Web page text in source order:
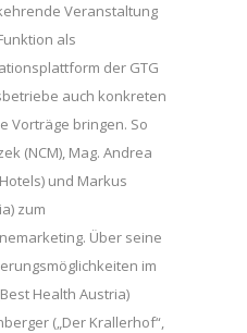
Veranstaltung
als
der GTG
auch konkreten
Vorträge bringen. So
(NCM), Mag. Andrea
und Markus
zum
Über seine
im
Health Austria)
(„Der Krallerhof“,